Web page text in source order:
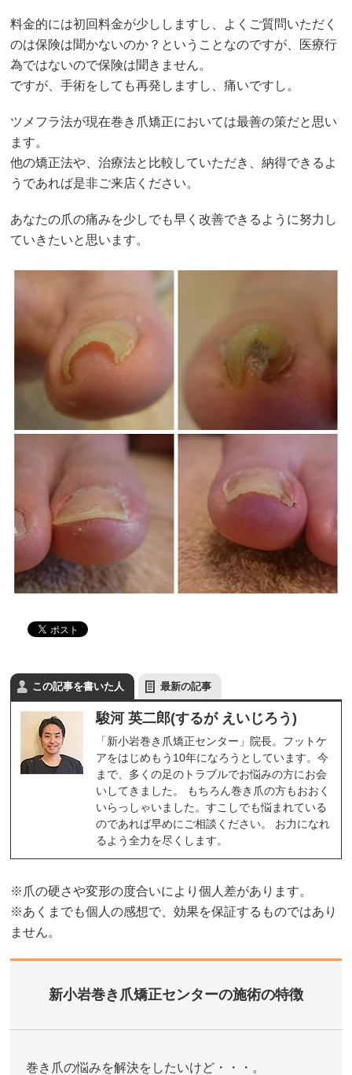
料金的には初回料金が少ししますし、よくご質問いただく
のは保険は聞かないのか？ということなのですが、医療行
為ではないので保険は聞きません。
ですが、手術をしても再発しますし、痛いですし。
ツメフラ法が現在巻き爪矯正においては最善の策だと思い
ます。
他の矯正法や、治療法と比較していただき、納得できるよ
うであれば是非ご来店ください。
あなたの爪の痛みを少しでも早く改善できるように努力し
ていきたいと思います。
この記事を書いた人 最新の記事
駿河 英二郎(するが えいじろう)
「新小岩巻き爪矯正センター」院長。フットケ
アをはじめもう10年になろうとしています。今
まで、多くの足のトラブルでお悩みの方にお会
いしてきました。 もちろん巻き爪の方もおおく
いらっしゃいました。すこしでも悩まれている
のであれば早めにご相談ください。 お力になれ
るよう全力を尽くします。
※爪の硬さや変形の度合いにより個人差があります。
※あくまでも個人の感想で、効果を保証するものではあり
ません。
新小岩巻き爪矯正センターの施術の特徴
巻き爪の悩みを解決をしたいけど・・・。